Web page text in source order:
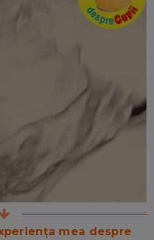
mea despre